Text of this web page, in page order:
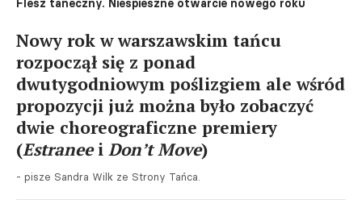
Flesz taneczny. Niespieszne otwarcie nowego roku
Nowy rok w warszawskim tańcu
rozpoczął się z ponad
dwutygodniowym poślizgiem ale wśród
propozycji już można było zobaczyć
dwie choreograficzne premiery
(Estraneei Don’t Move)
- pisze Sandra Wilk ze Strony Tańca.